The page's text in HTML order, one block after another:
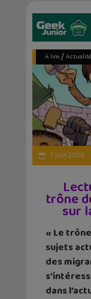
À lire/
7 juin 2020
trône
sur
« Le
sujets
des
dans